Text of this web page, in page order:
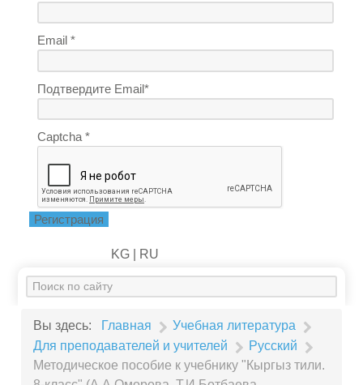
Email *
Подтвердите Email*
Captcha *
Регистрация
KG | RU
Искать...
Вы здесь: Главная
Учебная литература
Для преподавателей и учителей
Русский
Методическое пособие к учебнику "Кыргыз тили.